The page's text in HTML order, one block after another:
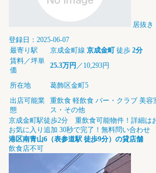
居抜き
登録日：2025-06-07
最寄り駅
京成金町線 京成金町 徒歩 2分
賃料／坪単
価
25.3万円 ／10,293円
所在地 葛飾区金町5
出店可能業
態
重飲食 軽飲食 バー・クラブ 美容
ス・その他
京成金町駅徒歩2分 重飲食可能物件！詳細は
お気に入り追加 30秒で完了！無料問い合わせ
港区南青山6（表参道駅 徒歩9分）の貸店舗
飲食店不可